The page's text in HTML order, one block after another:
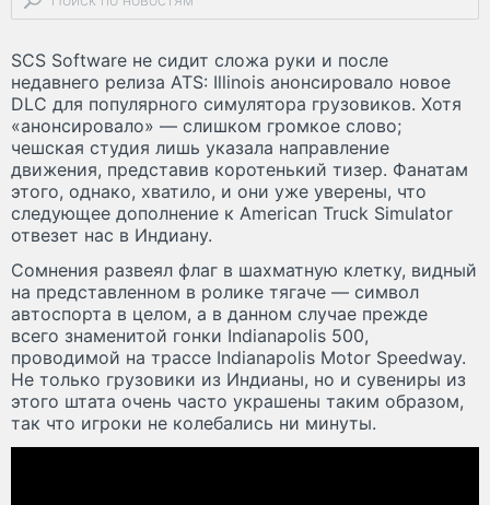
SCS Software не сидит сложа руки и после
недавнего релиза ATS: Illinois анонсировало новое
DLC для популярного симулятора грузовиков. Хотя
«анонсировало» — слишком громкое слово;
чешская студия лишь указала направление
движения, представив коротенький тизер. Фанатам
этого, однако, хватило, и они уже уверены, что
следующее дополнение к American Truck Simulator
отвезет нас в Индиану.
Сомнения развеял флаг в шахматную клетку, видный
на представленном в ролике тягаче — символ
автоспорта в целом, а в данном случае прежде
всего знаменитой гонки Indianapolis 500,
проводимой на трассе Indianapolis Motor Speedway.
Не только грузовики из Индианы, но и сувениры из
этого штата очень часто украшены таким образом,
так что игроки не колебались ни минуты.